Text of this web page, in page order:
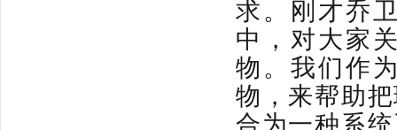
求。刚才乔
中，对大家
物。我们作
物，来帮助
合为一种系